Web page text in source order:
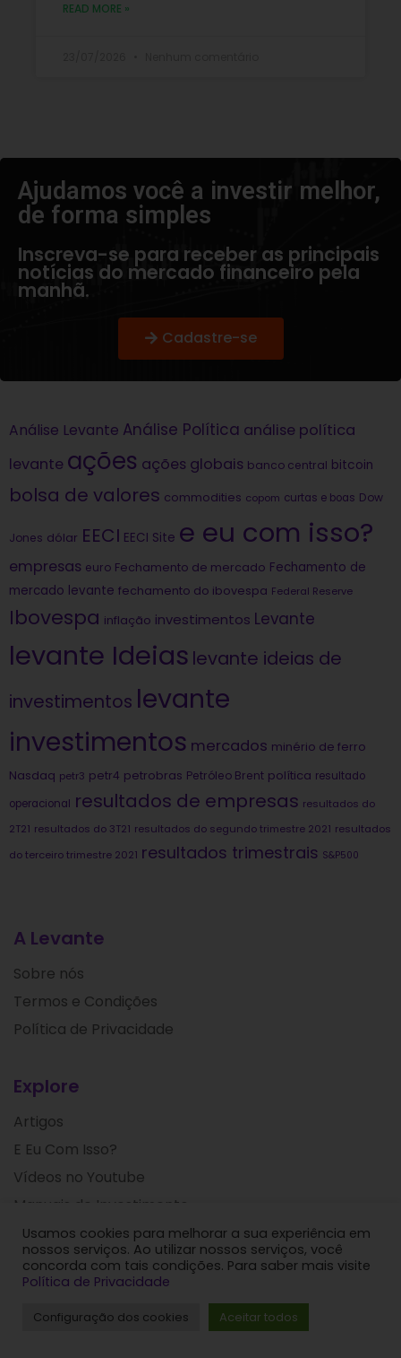
READ MORE »
Ajudamos você a investir melhor,
de forma simples​
Inscreva-se para receber as principais
notícias do mercado financeiro pela
manhã.
Cadastre-se
Análise Levante Análise Política análise política
levante ações ações globais banco central bitcoin
bolsa de valores commodities copom curtas e boas Dow
Jones dólar EECI EECI Site e eu com isso?
empresas euro Fechamento de mercado Fechamento de
mercado levante fechamento do ibovespa Federal Reserve
Ibovespa inflação investimentos Levante
levante Ideias levante ideias de
investimentos levante
investimentos mercados minério de ferro
Nasdaq petr3 petr4 petrobras Petróleo Brent política resultado
operacional resultados de empresas resultados do
2T21 resultados do 3T21 resultados do segundo trimestre 2021 resultados
do terceiro trimestre 2021 resultados trimestrais S&P500
A Levante
Sobre nós
Termos e Condições
Política de Privacidade
Explore
Artigos
E Eu Com Isso?
Vídeos no Youtube
Manuais de Investimento
Fale com nosso time:
Usamos cookies para melhorar a sua experiência em
nossos serviços. Ao utilizar nossos serviços, você
concorda com tais condições. Para saber mais visite
Política de Privacidade
Configuração dos cookies Aceitar todos